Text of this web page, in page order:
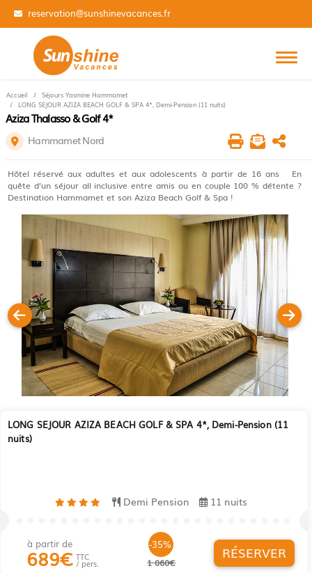
01 84 14 31 99
Accueil
Séjours Yasmine Hammamet
LONG SEJOUR AZIZA BEACH GOLF & SPA 4*, Demi-Pension (11 nuits)
Aziza Thalasso & Golf 4*
Hammamet Nord
Hôtel réservé aux adultes et aux adolescents à partir de 16 ans En
quête d’un séjour all inclusive entre amis ou en couple 100 % détente ?
Destination Hammamet et son Aziza Beach Golf & Spa !
LONG SEJOUR AZIZA BEACH GOLF & SPA 4*, Demi-Pension (11
nuits)
Demi Pension 11 nuits
à partir de
689€ TTC
/ pers.
-35%
1 060€
RÉSERVER